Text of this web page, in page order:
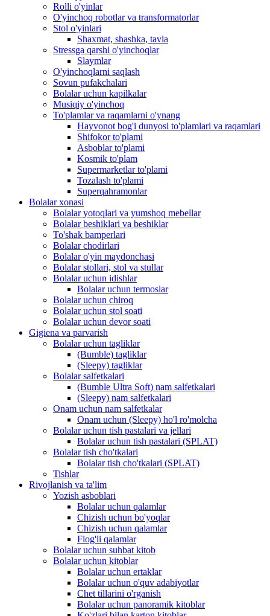
Rolli o'yinlar
O'yinchoq robotlar va transformatorlar
Stol o'yinlari
Shaxmat, shashka, tavla
Stressga qarshi o'yinchoqlar
Slaymlar
O'yinchoqlarni saqlash
Sovun pufakchalari
Bolalar uchun kapilkalar
Musiqiy o'yinchoq
To'plamlar va raqamlarni o'ynang
Hayvonot bog'i dunyosi to'plamlari va raqamlari
Shifokor to'plami
Asboblar to'plami
Kosmik to'plam
Supermarketlar to'plami
Tozalash to'plami
Superqahramonlar
Bolalar xonasi
Bolalar yotoqlari va yumshoq mebellar
Bolalar beshiklari va beshiklar
To'shak bamperlari
Bolalar chodirlari
Bolalar o'yin maydonchasi
Bolalar stollari, stol va stullar
Bolalar uchun idishlar
Bolalar uchun termoslar
Bolalar uchun chiroq
Bolalar uchun stol soati
Bolalar uchun devor soati
Gigiena va parvarish
Bolalar uchun tagliklar
(Bumble) tagliklar
(Sleepy) tagliklar
Bolalar salfetkalari
(Bumble Ultra Soft) nam salfetkalari
(Sleepy) nam salfetkalari
Onam uchun nam salfetkalar
Onam uchun (Sleepy) ho'l ro'molcha
Bolalar uchun tish pastalari va jellari
Bolalar uchun tish pastalari (SPLAT)
Bolalar tish cho'tkalari
Bolalar tish cho'tkalari (SPLAT)
Tishlar
Rivojlanish va ta'lim
Yozish asboblari
Bolalar uchun qalamlar
Chizish uchun bo'yoqlar
Chizish uchun qalamlar
Flog'li qalamlar
Bolalar uchun suhbat kitob
Bolalar uchun kitoblar
Bolalar uchun ertaklar
Bolalar uchun o'quv adabiyotlar
Chet tillarini o'rganish
Bolalar uchun panoramik kitoblar